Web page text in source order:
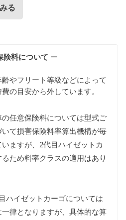
る
の算出根拠
は660cc以下の貨物軽自動車
す。
新車登録後13年以上が経過し
増額されますが、維持費は標
ています。
険料について ー
やフリート等級などによって
の目安から外しています。
任意保険料については型式ご
て損害保険料率算出機構が毎
ますが、2代目ハイゼットカ
ため料率クラスの適用はあり
ハイゼットカーゴについては
律となりますが、具体的な算